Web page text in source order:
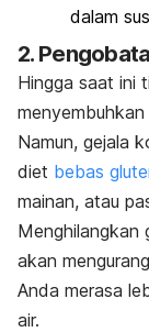
dalam
2.
Hingga saat ini
Namun, gejala
diet bebas
mainan, atau
Menghilangkan
akan
Anda merasa
air.